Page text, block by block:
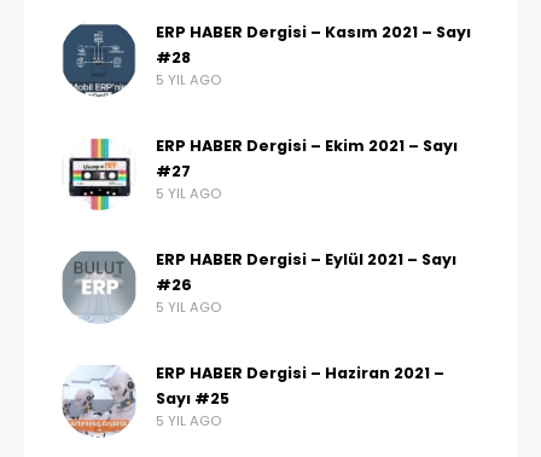
ERP HABER Dergisi – Kasım 2021 – Sayı
#28
5 YIL AGO
ERP HABER Dergisi – Ekim 2021 – Sayı
#27
5 YIL AGO
ERP HABER Dergisi – Eylül 2021 – Sayı
#26
5 YIL AGO
ERP HABER Dergisi – Haziran 2021 –
Sayı #25
5 YIL AGO